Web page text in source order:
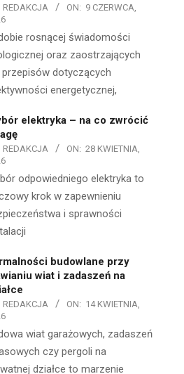
REDAKCJA ON: 9 CZERWCA,
rosnącej świadomości
oraz zaostrzających
przepisów dotyczących
energetycznej,
elektryka – na co zwrócić
REDAKCJA ON: 28 KWIETNIA,
odpowiedniego elektryka to
krok w zapewnieniu
i sprawności
budowlane przy
wiat i zadaszeń na
REDAKCJA ON: 14 KWIETNIA,
wiat garażowych, zadaszeń
czy pergoli na
działce to marzenie